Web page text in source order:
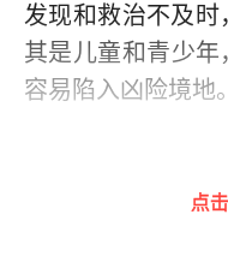
发现和救治不及
其是儿童和青少
容易陷入凶险境地。
感冒为何会诱发
的病因包括感染点